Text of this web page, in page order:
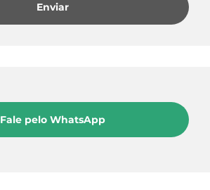
Enviar
Fale pelo WhatsApp